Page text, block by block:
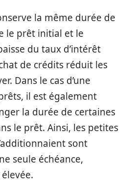
la même durée de
le prêt initial et le
du taux d’intérêt
de crédits réduit les
Dans le cas d’une
il est également
la durée de certaines
le prêt. Ainsi, les petites
sont
seule échéance,